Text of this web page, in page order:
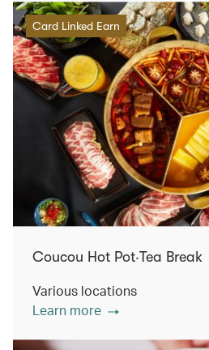
Card Linked Earn
Coucou Hot Pot‧Tea Break
Various locations
Learn more